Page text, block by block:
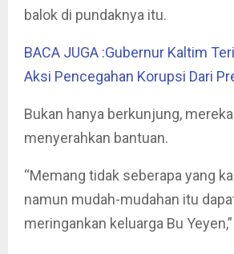
balok di pundaknya itu.
BACA JUGA :Gubernur Kaltim
Aksi Pencegahan Korupsi Dari
Bukan hanya berkunjung,
menyerahkan bantuan.
“Memang tidak seberapa yang
namun mudah-mudahan itu
meringankan keluarga Bu